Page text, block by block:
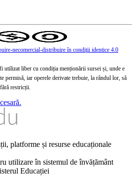
necomercial-distribuire în condiţii identice 4.0
utilizat liber cu condiția menționării sursei și, unde e
permisă, iar operele derivate trebuie, la rândul lor, să
restricții.
platforme și resurse educaționale
utilizare în sistemul de învățământ
Educației